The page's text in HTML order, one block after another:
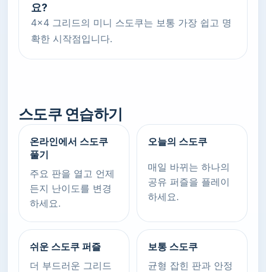
요?
4x4 그리드의 미니 스도쿠는 보통 가장 쉽고 명
확한 시작점입니다.
스도쿠 연습하기
온라인에서 스도쿠
풀기
주요 판을 열고 언제
든지 난이도를 변경
하세요.
오늘의 스도쿠
매일 바뀌는 하나의
공유 퍼즐을 플레이
하세요.
쉬운 스도쿠 퍼즐
더 부드러운 그리드
보통 스도쿠
균형 잡힌 판과 안정